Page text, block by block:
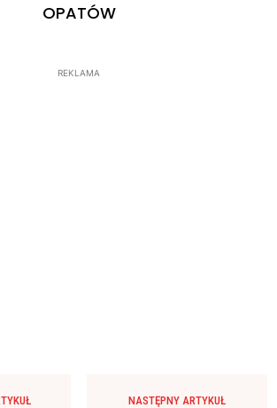
OPATÓW
REKLAMA
NASTĘPNY ARTYKUŁ